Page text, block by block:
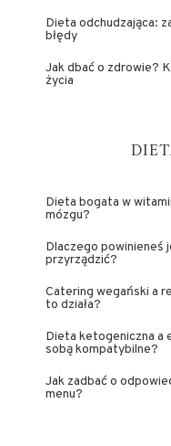
Dieta odchudzająca:
błędy
Jak dbać o zdrowie?
życia
Dieta bogata w
mózgu?
Dlaczego powinieneś
przyrządzić?
Catering wegański a
to działa?
Dieta ketogeniczna a
sobą kompatybilne?
Jak zadbać o
menu?